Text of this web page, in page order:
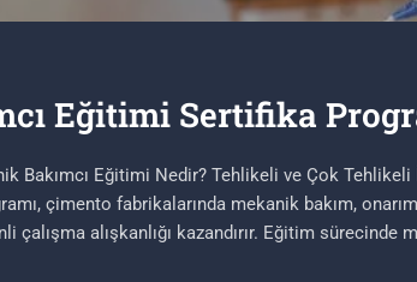
Eğitimi Sertifika
Bakımcı Eğitimi Nedir? Tehlikeli ve Çok Tehlikeli
çimento fabrikalarında mekanik bakım,
alışkanlığı kazandırır. Eğitim sürecinde